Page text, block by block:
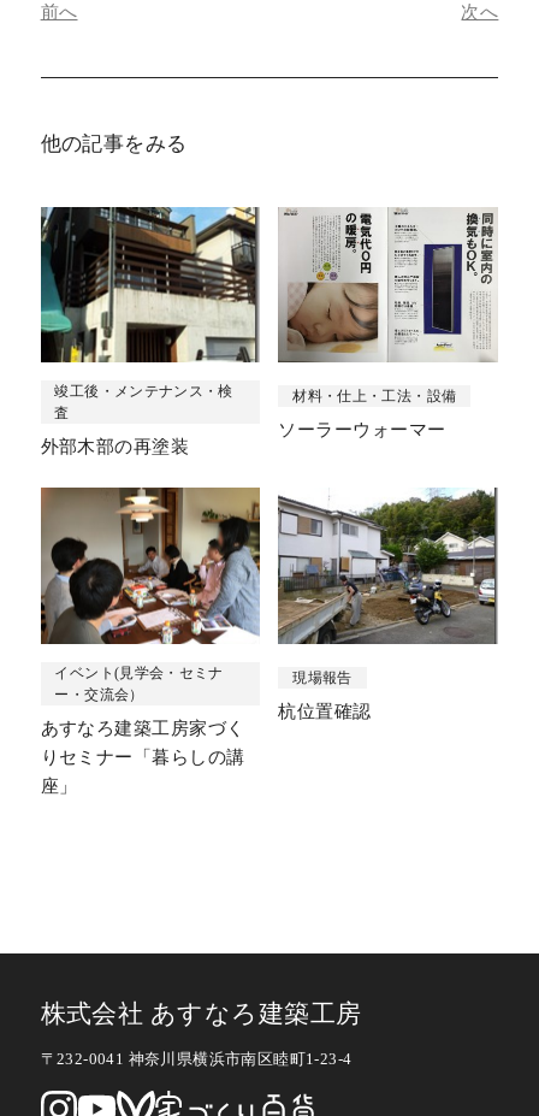
前へ 次へ
他の記事をみる
竣工後・メンテナンス・検
査
外部木部の再塗装
材料・仕上・工法・設備
ソーラーウォーマー
イベント(見学会・セミナ
ー・交流会）
あすなろ建築工房家づく
りセミナー「暮らしの講
座」
現場報告
杭位置確認
株式会社 あすなろ建築工房
〒232-0041 神奈川県横浜市南区睦町1-23-4